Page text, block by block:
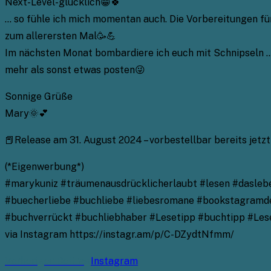
… so fühle ich mich momentan auch. Die Vorbereitungen
zum allerersten Mal🥳💪
Im nächsten Monat bombardiere ich euch mit Schnipseln
mehr als sonst etwas posten😜
Sonnige Grüße
Mary🌞💕
📕Release am 31. August 2024 – vorbestellbar bereits
(*Eigenwerbung*)
#marykuniz #träumenausdrücklicherlaubt #lesen
#buecherliebe #buchliebe #liebesromane
#buchverrückt #buchliebhaber #Lesetipp #buchtipp
via Instagram https://instagr.am/p/C-DZydtNfmm/
Instagram